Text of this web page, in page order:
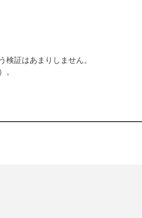
検証はあまりしません。